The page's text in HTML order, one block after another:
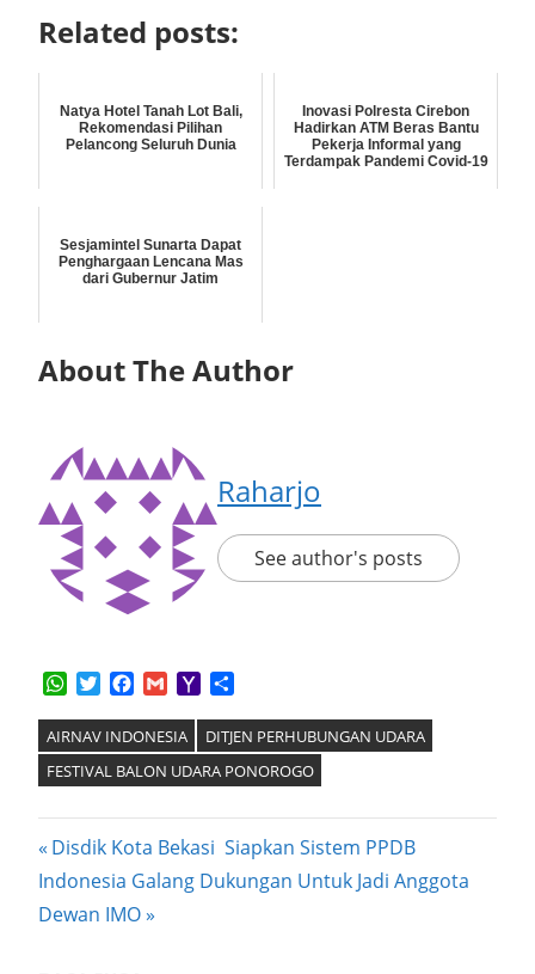
Related posts:
Natya Hotel Tanah Lot Bali,
Rekomendasi Pilihan
Pelancong Seluruh Dunia
Inovasi Polresta Cirebon
Hadirkan ATM Beras Bantu
Pekerja Informal yang
Terdampak Pandemi Covid-19
Sesjamintel Sunarta Dapat
Penghargaan Lencana Mas
dari Gubernur Jatim
About The Author
Raharjo
See author's posts
WhatsApp
TwitterFacebook
GmailYahoo
AIRNAV INDONESIA
DITJEN PERHUBUNGAN UDARA
FESTIVAL BALON UDARA PONOROGO
Post
navigation
Previous
Post:
Disdik Kota Bekasi Siapkan Sistem PPDB
Next
Post:
Indonesia Galang Dukungan Untuk Jadi Anggota
Dewan IMO